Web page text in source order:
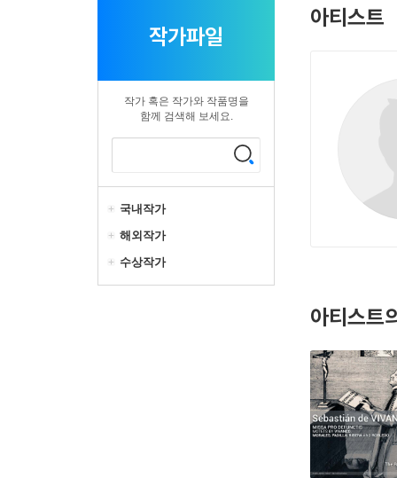
작가파일
작가 혹은 작가와 작품명을
함께 검색해 보세요.
국내작가
해외작가
수상작가
아티스트
아티스트